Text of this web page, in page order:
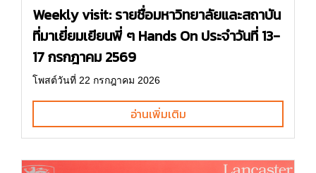
Weekly visit: รายชื่อมหาวิทยาลัยและสถาบัน
ที่มาเยี่ยมเยียนพี่ ๆ Hands On ประจำวันที่ 13-
17 กรกฎาคม 2569
โพสต์วันที่ 22 กรกฎาคม 2026
อ่านเพิ่มเติม